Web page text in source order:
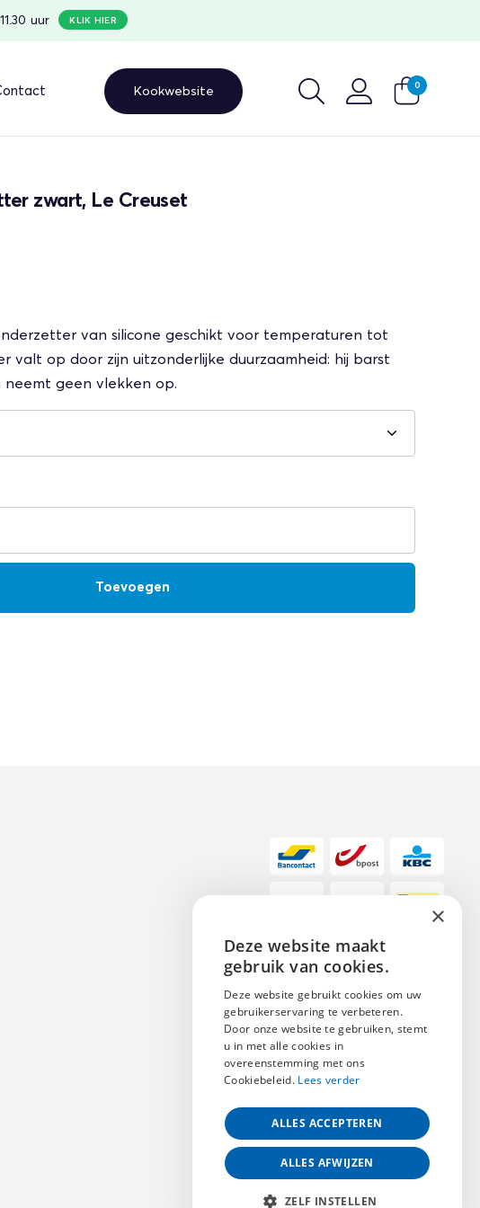
uur KLIK HIER
Kookwebsite 0
zwart, Le Creuset
van silicone geschikt voor temperaturen tot
valt op door zijn uitzonderlijke duurzaamheid: hij barst
geen vlekken op.
ENGLISH
FRANÇAIS
×
Deze website maakt
gebruik van cookies.
Deze website gebruikt cookies om uw
gebruikerservaring te verbeteren.
Door onze website te gebruiken, stemt
u in met alle cookies in
overeenstemming met ons
Cookiebeleid. Lees verder
ALLES ACCEPTEREN
ALLES AFWIJZEN
ZELF INSTELLEN